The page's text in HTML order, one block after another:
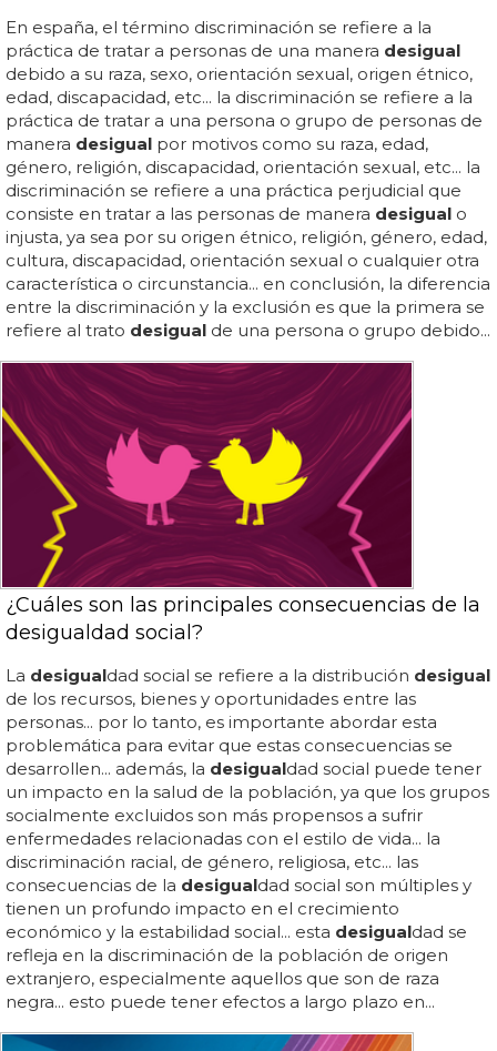
En españa, el término discriminación se refiere a la
práctica de tratar a personas de una manera desigual
debido a su raza, sexo, orientación sexual, origen étnico,
edad, discapacidad, etc... la discriminación se refiere a la
práctica de tratar a una persona o grupo de personas de
manera desigual por motivos como su raza, edad,
género, religión, discapacidad, orientación sexual, etc... la
discriminación se refiere a una práctica perjudicial que
consiste en tratar a las personas de manera desigual o
injusta, ya sea por su origen étnico, religión, género, edad,
cultura, discapacidad, orientación sexual o cualquier otra
característica o circunstancia... en conclusión, la diferencia
entre la discriminación y la exclusión es que la primera se
refiere al trato desigual de una persona o grupo debido...
¿Cuáles son las principales consecuencias de la
desigualdad social?
La desigualdad social se refiere a la distribución desigual
de los recursos, bienes y oportunidades entre las
personas... por lo tanto, es importante abordar esta
problemática para evitar que estas consecuencias se
desarrollen... además, la desigualdad social puede tener
un impacto en la salud de la población, ya que los grupos
socialmente excluidos son más propensos a sufrir
enfermedades relacionadas con el estilo de vida... la
discriminación racial, de género, religiosa, etc... las
consecuencias de la desigualdad social son múltiples y
tienen un profundo impacto en el crecimiento
económico y la estabilidad social... esta desigualdad se
refleja en la discriminación de la población de origen
extranjero, especialmente aquellos que son de raza
negra... esto puede tener efectos a largo plazo en...